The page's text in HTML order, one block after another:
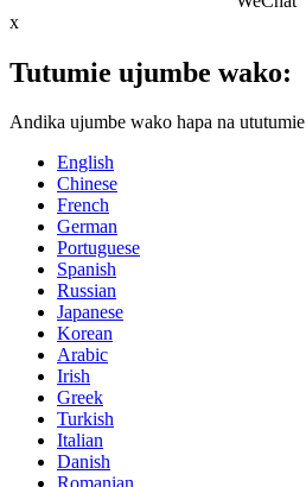
x
Tutumie ujumbe wako:
Andika ujumbe wako hapa na ututumie
English
Chinese
French
German
Portuguese
Spanish
Russian
Japanese
Korean
Arabic
Irish
Greek
Turkish
Italian
Danish